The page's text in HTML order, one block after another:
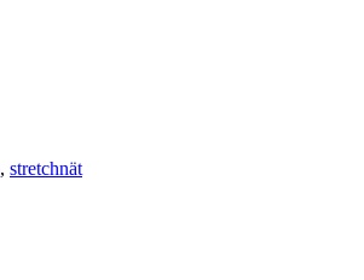
, stretchnät